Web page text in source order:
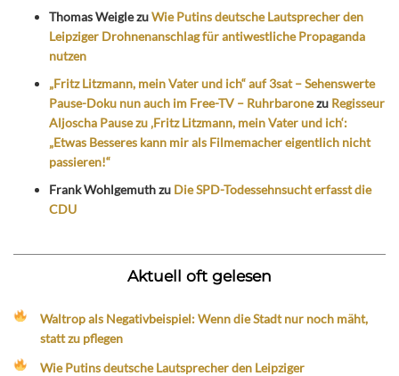
Thomas WeiglezuWie Putins deutsche Lautsprecher den
Leipziger Drohnenanschlag für antiwestliche Propaganda
nutzen
„Fritz Litzmann, mein Vater und ich“ auf 3sat – Sehenswerte
Pause-Doku nun auch im Free-TV – Ruhrbaronezu Regisseur
Aljoscha Pause zu ‚Fritz Litzmann, mein Vater und ich‘:
„Etwas Besseres kann mir als Filmemacher eigentlich nicht
passieren!“
Frank Wohlgemuthzu Die SPD-Todessehnsucht erfasst die
CDU
Aktuell oft gelesen
Waltrop als Negativbeispiel: Wenn die Stadt nur noch mäht,
statt zu pflegen
Wie Putins deutsche Lautsprecher den Leipziger